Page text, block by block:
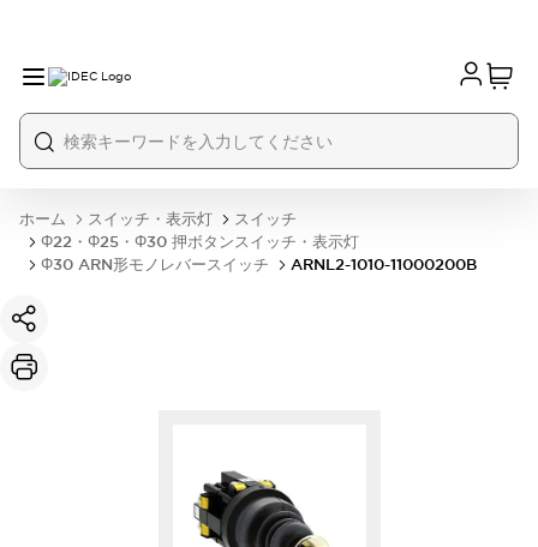
ホーム スイッチ・表示灯
スイッチ
Φ22・Φ25・Φ30 押ボタンスイッチ・表示灯
Φ30 ARN形モノレバースイッチ
ARNL2-1010-11000200B